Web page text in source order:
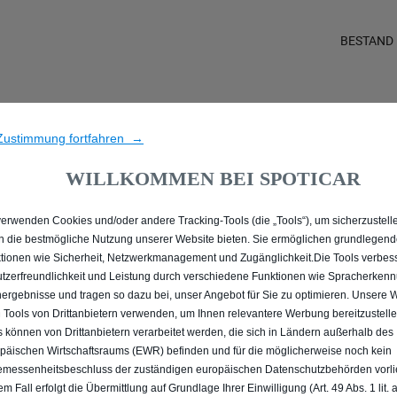
BESTAND
ALLE PEUGEOT 2008
fortfahren →
WILLKOMMEN BEI SPOTICAR
Cookies und/oder andere Tracking-Tools (die „Tools“), um
die bestmögliche Nutzung unserer Website bieten. Sie ermöglichen
wie Sicherheit, Netzwerkmanagement und Zugänglichkeit.Die Tools
und Leistung durch verschiedene Funktionen wie
und tragen so dazu bei, unser Angebot für Sie zu optimieren. Unsere
Tools von Drittanbietern verwenden, um Ihnen relevantere Werbung
können von Drittanbietern verarbeitet werden, die sich in Ländern außerhalb des
Wirtschaftsraums (EWR) befinden und für die möglicherweise noch kein
der zuständigen europäischen Datenschutzbehörden
Fall erfolgt die Übermittlung auf Grundlage Ihrer Einwilligung (Art. 49 Abs. 1 lit.